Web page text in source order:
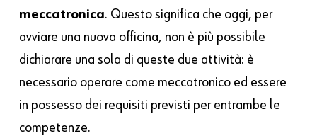
meccatronica. Questo significa che oggi, per
avviare una nuova officina, non è più possibile
dichiarare una sola di queste due attività: è
necessario operare come meccatronico ed essere
in possesso dei requisiti previsti per entrambe le
competenze.